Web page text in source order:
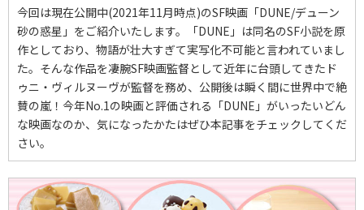
今回は現在公開中(2021年11月時点)のSF映画「DUNE/デューン
砂の惑星」をご紹介いたします。「DUNE」は同名のSF小説を原
作としており、物語が壮大すぎて実写化不可能と言われていまし
た。そんな作品を凄腕SF映画監督として近年に台頭してきたド
ゥニ・ヴィルヌーヴが監督を務め、公開後は瞬く間に世界中で絶
賛の嵐！今年No.1の映画と評価される「DUNE」がいったいどん
な映画なのか、気になったかたはぜひ本記事をチェックしてくだ
さい。